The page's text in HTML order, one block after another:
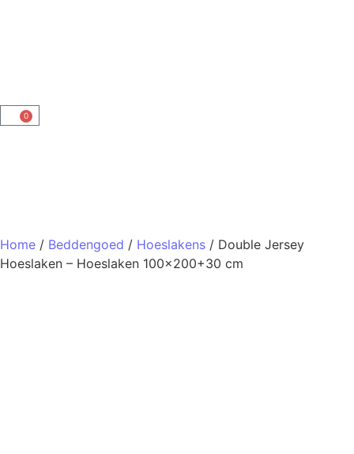
0
Home / Beddengoed / Hoeslakens / Double Jersey
Hoeslaken – Hoeslaken 100×200+30 cm